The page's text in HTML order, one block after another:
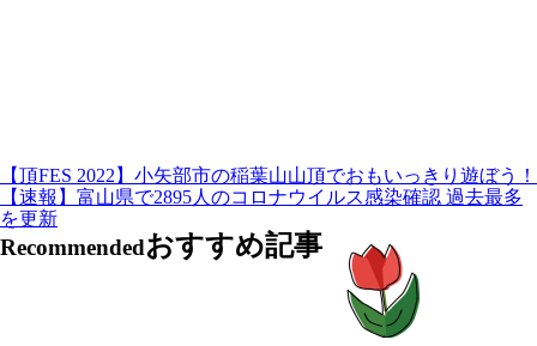
【頂FES 2022】小矢部市の稲葉山山頂でおもいっきり遊ぼう！
【速報】富山県で2895人のコロナウイルス感染確認 過去最多
を更新
Recommendedおすすめ記事